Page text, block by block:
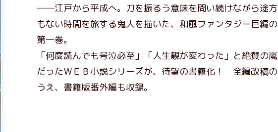
――江戸から平成へ。刀を振るう意味を問い続けながら途方
もない時間を旅する鬼人を描いた、和風ファンタジー巨編の
第一巻。
「何度読んでも号泣必至」「人生観が変わった」と絶賛の嵐
だったＷＥＢ小説シリーズが、待望の書籍化！ 全編改稿の
うえ、書籍版番外編も収録。